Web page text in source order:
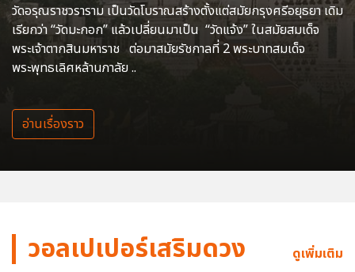
วัดอรุณราชวราราม เป็นวัดโบราณสร้างตั้งแต่สมัยกรุงศรีอยุธยา เดิม
เรียกว่า “วัดมะกอก” แล้วเปลี่ยนมาเป็น “วัดแจ้ง” ในสมัยสมเด็จ
พระเจ้าตากสินมหาราช ต่อมาสมัยรัชกาลที่ 2 พระบาทสมเด็จ
พระพุทธเลิศหล้านภาลัย ..
อ่านเรื่องราว
วอลเปเปอร์เสริมดวง ดูเพิ่มเติม